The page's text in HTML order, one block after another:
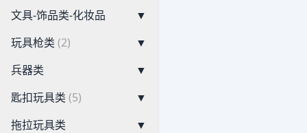
文具-饰品类-化妆品
▼
玩具枪类 (2)
▼
兵器类
▼
匙扣玩具类 (5)
▼
拖拉玩具类
▼